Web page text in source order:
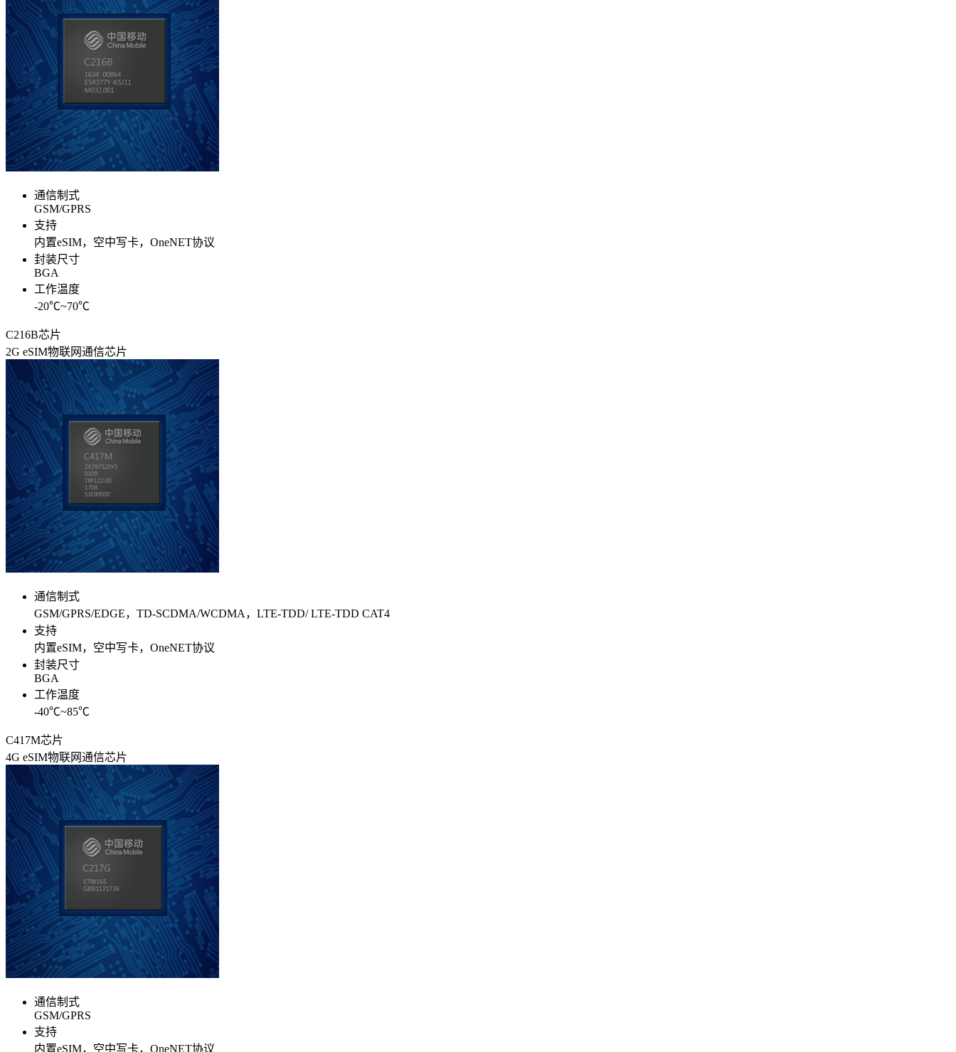
通信制式
GSM/GPRS
支持
内置eSIM，空中写卡，OneNET协议
封装尺寸
BGA
工作温度
-20℃~70℃
C216B芯片
2G eSIM物联网通信芯片
通信制式
GSM/GPRS/EDGE，TD-SCDMA/WCDMA，LTE-TDD/ LTE-TDD CAT4
支持
内置eSIM，空中写卡，OneNET协议
封装尺寸
BGA
工作温度
-40℃~85℃
C417M芯片
4G eSIM物联网通信芯片
通信制式
GSM/GPRS
支持
内置eSIM，空中写卡，OneNET协议